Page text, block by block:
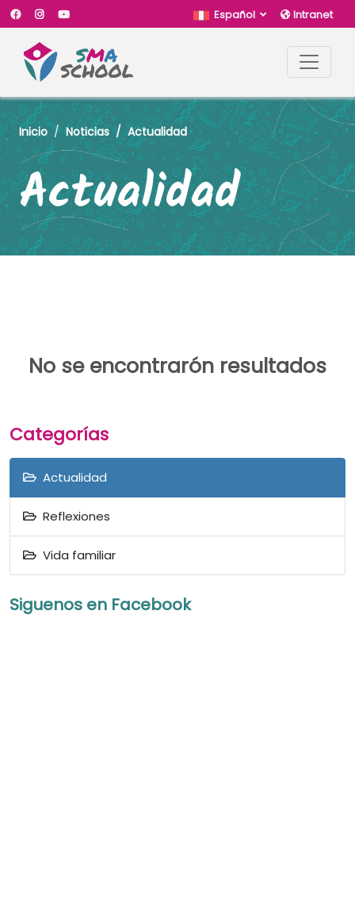
Español Intranet
Inicio Noticias Actualidad
Actualidad
No se encontrarón resultados
Categorías
Actualidad
Reflexiones
Vida familiar
Siguenos en Facebook